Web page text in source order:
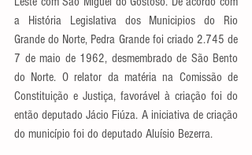
a História Legislativa dos Municipios do Rio
Grande do Norte, Pedra Grande foi criado 2.745 de
7 de maio de 1962, desmembrado de São Bento
do Norte. O relator da matéria na Comissão de
Constituição e Justiça, favorável à criação foi do
então deputado Jácio Fiúza. A iniciativa de criação
do município foi do deputado Aluísio Bezerra.